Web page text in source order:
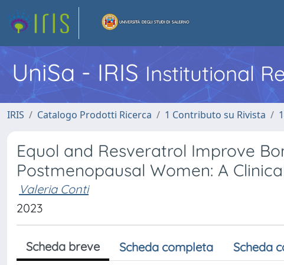
UniSa - IRIS Institutional
IRIS Catalogo Prodotti Ricerca 1 Contributo su Rivista
Equol and Resveratrol Improve
Postmenopausal Women: A
Valeria Conti
2023
Scheda breve Scheda completa Scheda